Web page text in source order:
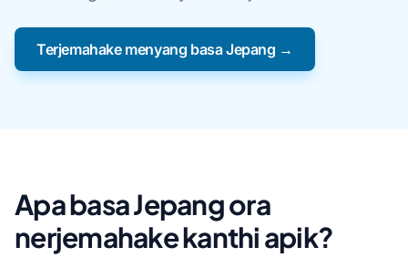
Terjemahake menyang basa Jepang →
Apa basa Jepang ora
nerjemahake kanthi apik?